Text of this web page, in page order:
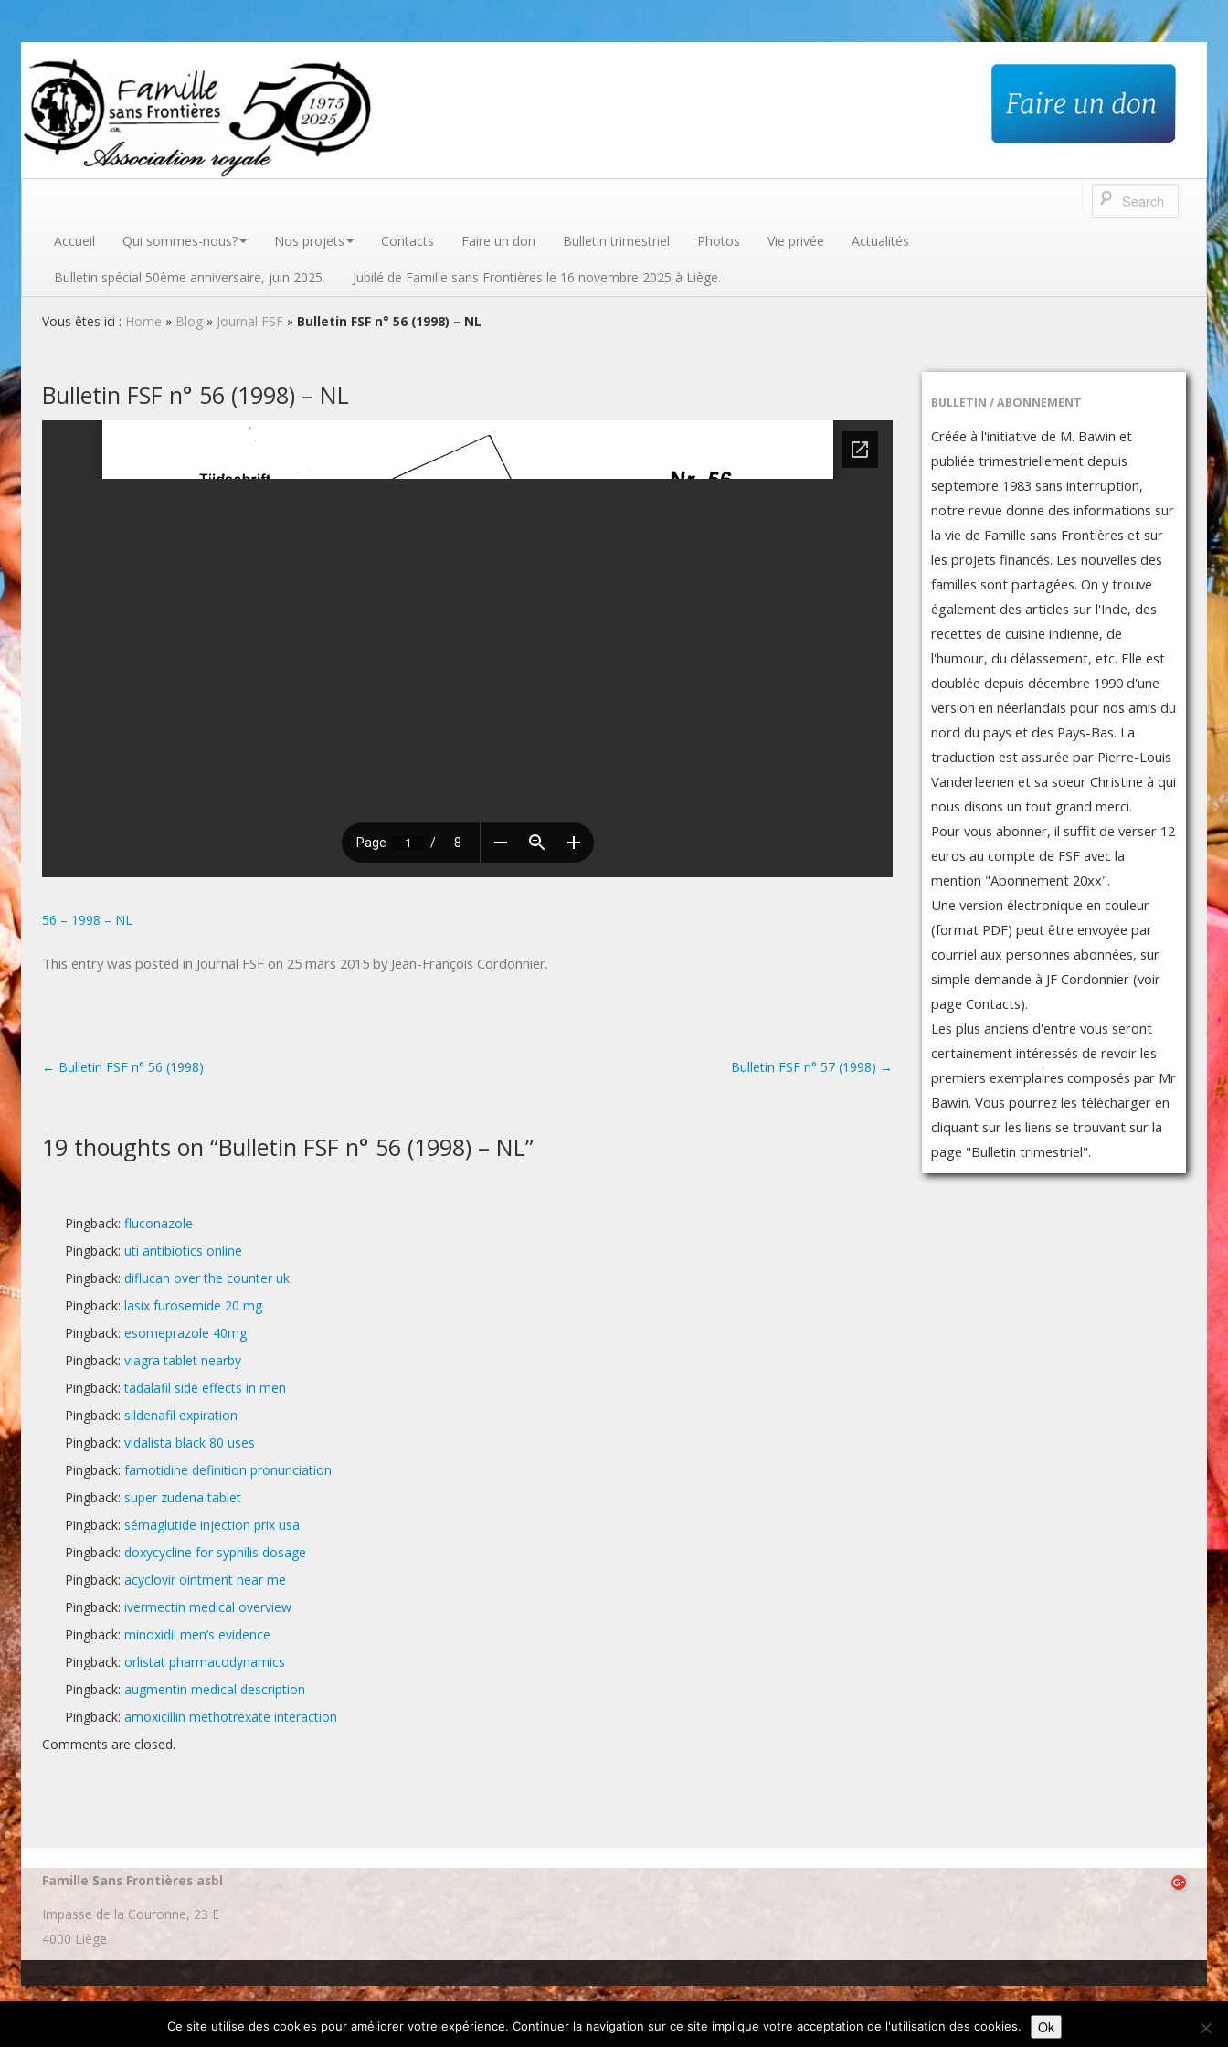
Famille sans frontières
Accueil Qui sommes-nous? Nos projets Contacts Faire un don Bulletin trimestriel Photos Vie privée Actualités
Bulletin spécial 50ème anniversaire, juin 2025. Jubilé de Famille sans Frontières le 16 novembre 2025 à Liège.
Vous êtes ici : Home » Blog» Journal FSF» Bulletin FSF n° 56 (1998) – NL
Bulletin FSF n° 56 (1998) – NL
56 – 1998 – NL
This entry was posted in Journal FSFon 25 mars 2015by Jean-François Cordonnier.
Post navigation
← Bulletin FSF n° 56 (1998) Bulletin FSF n° 57 (1998) →
19 thoughts on “Bulletin FSF n° 56 (1998) – NL”
Pingback: fluconazole
Pingback: uti antibiotics online
Pingback: diflucan over the counter uk
Pingback: lasix furosemide 20 mg
Pingback: esomeprazole 40mg
Pingback: viagra tablet nearby
Pingback:tadalafil side effects in men
Pingback: sildenafil expiration
Pingback: vidalista black 80 uses
Pingback: famotidine definition pronunciation
Pingback: super zudena tablet
Pingback: sémaglutide injection prix usa
Pingback: doxycycline for syphilis dosage
Pingback: acyclovir ointment near me
Pingback: ivermectin medical overview
Pingback: minoxidil men’s evidence
Pingback: orlistat pharmacodynamics
Pingback: augmentin medical description
Pingback: amoxicillin methotrexate interaction
Comments are closed.
BULLETIN / ABONNEMENT
Créée à l'initiative de M. Bawin et
publiée trimestriellement depuis
septembre 1983 sans interruption,
notre revue donne des informations sur
la vie de Famille sans Frontières et sur
les projets financés. Les nouvelles des
familles sont partagées. On y trouve
également des articles sur l'Inde, des
recettes de cuisine indienne, de
l'humour, du délassement, etc. Elle est
doublée depuis décembre 1990 d'une
version en néerlandais pour nos amis du
nord du pays et des Pays-Bas. La
traduction est assurée par Pierre-Louis
Vanderleenen et sa soeur Christine à qui
nous disons un tout grand merci.
Pour vous abonner, il suffit de verser 12
euros au compte de FSF avec la
mention "Abonnement 20xx".
Une version électronique en couleur
(format PDF) peut être envoyée par
courriel aux personnes abonnées, sur
simple demande à JF Cordonnier (voir
page Contacts).
Les plus anciens d'entre vous seront
certainement intéressés de revoir les
premiers exemplaires composés par Mr
Bawin. Vous pourrez les télécharger en
cliquant sur les liens se trouvant sur la
page "Bulletin trimestriel".
Famille Sans Frontières asbl
Impasse de la Couronne, 23 E
4000 Liège
Ce site utilise des cookies pour améliorer votre expérience. Continuer la navigation sur ce site implique votre acceptation de l'utilisation des cookies. Ok